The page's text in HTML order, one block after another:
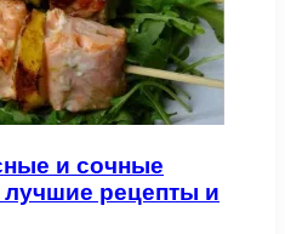
и сочные
рецепты и